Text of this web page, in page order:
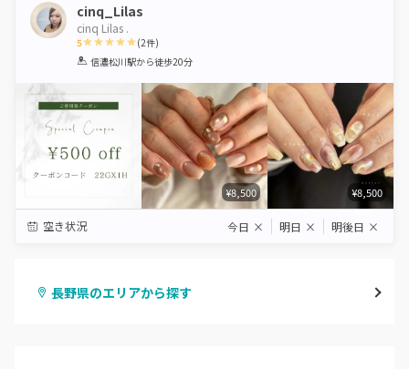
cinq_Lilas
cinq Lilas .
5
1 2 3 4 5
(2件)
信濃松川駅から徒歩20分
¥8,500 ¥8,500
空き状況 今日 × 明日 × 明後日 ×
長野県のエリアから探す